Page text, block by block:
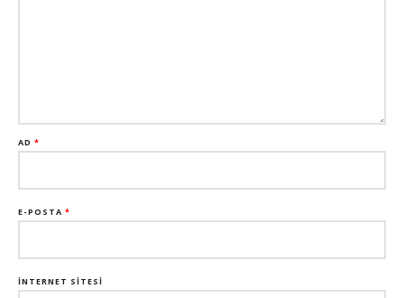
AD*
E-POSTA*
İNTERNET SITESI